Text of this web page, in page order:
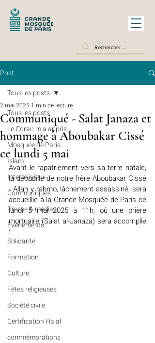
Post
Tous les posts
Le Coran m’a appris
Mosquée de Paris
Islam
Interreligieux
Communiqués
Presse & médias
Evénements
Solidarité
Formation
Culture
Fêtes religieuses
Société civile
Certification Halal
commémorations
Tous les posts
Communiqué - Salat Janaza et
hommage à Aboubakar Cissé
ce lundi 5 mai
2 mai 2025 1 min de lecture
Avant le rapatriement vers sa terre natale,
la dépouille de notre frère Aboubakar Cissé
- Allah y rahmo, lâchement assassiné, sera
accueillie à la Grande Mosquée de Paris ce
lundi 5 mai 2025 à 11h, où une prière
mortuaire (Salat al-Janaza) sera accomplie
: